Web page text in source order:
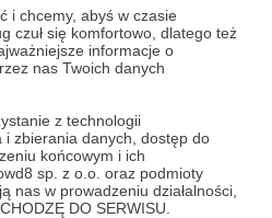
i chcemy, abyś w czasie
czuł się komfortowo, dlatego też
informacje o
nas Twoich danych
z technologii
zbierania danych, dostęp do
końcowym i ich
sp. z o.o. oraz podmioty
nas w prowadzeniu działalności,
DO SERWISU.
projekt